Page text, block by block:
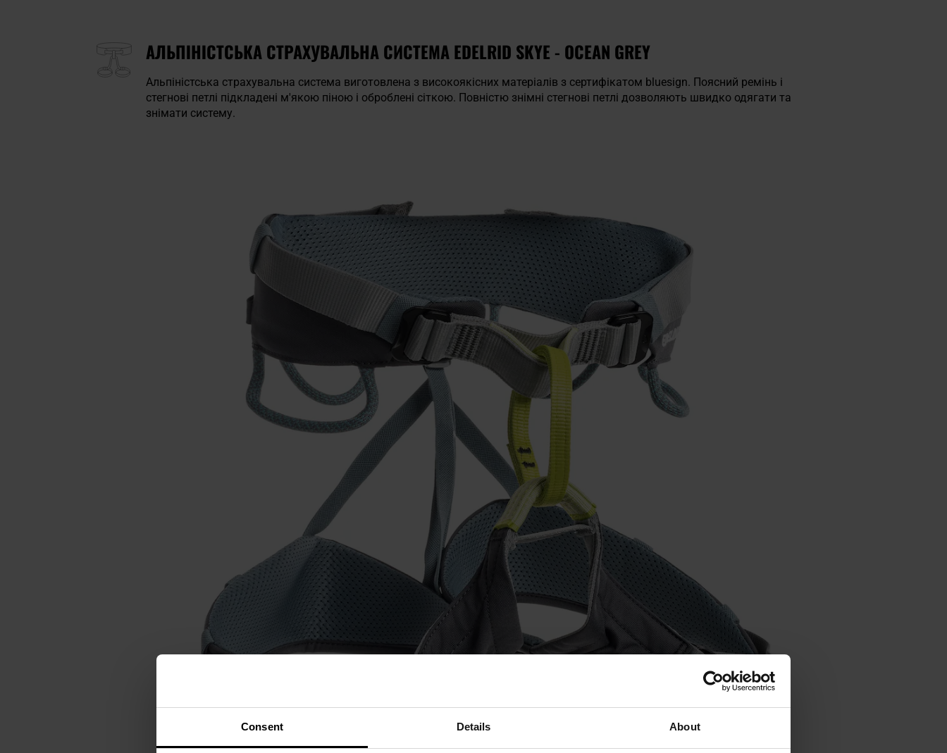
Consent Details About
АЛЬПІНІСТСЬКА СТРАХУВАЛЬНА СИСТЕМА EDELRID SKYE - OCEAN GREY
Альпіністська страхувальна система виготовлена з високоякісних матеріалів з сертифікатом bluesign. Поясний ремінь і
стегнові петлі підкладені м'якою піною і оброблені сіткою. Повністю знімні стегнові петлі дозволяють швидко одягати та
знімати систему.